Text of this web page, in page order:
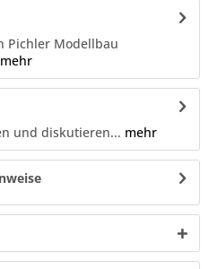
Pichler Modellbau
mehr
und diskutieren... mehr